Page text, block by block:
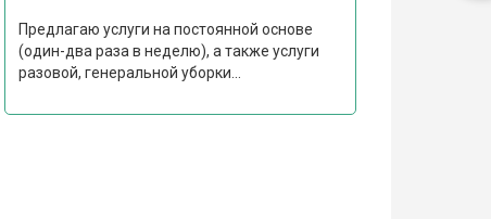
Предлагаю услуги на постоянной основе
(один-два раза в неделю), а также услуги
разовой, генеральной уборки...